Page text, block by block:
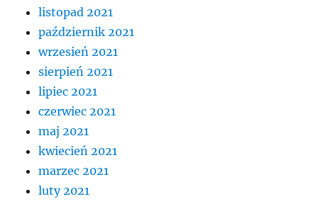
listopad 2021
październik 2021
wrzesień 2021
sierpień 2021
lipiec 2021
czerwiec 2021
maj 2021
kwiecień 2021
marzec 2021
luty 2021